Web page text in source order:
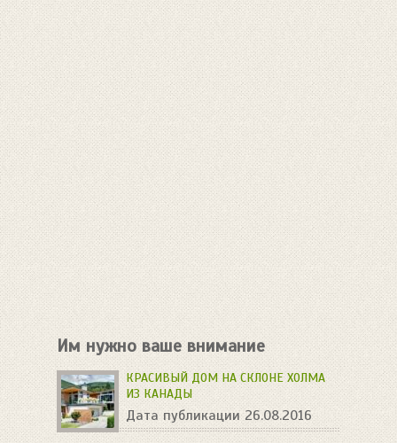
Им нужно ваше внимание
КРАСИВЫЙ ДОМ НА СКЛОНЕ ХОЛМА
ИЗ КАНАДЫ
Дата публикации 26.08.2016